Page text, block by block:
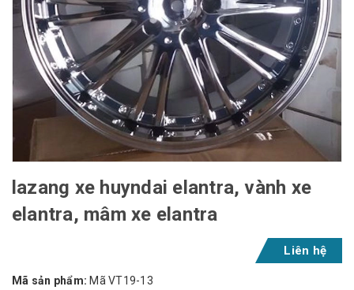
lazang xe huyndai elantra, vành xe
elantra, mâm xe elantra
Liên hệ
Mã sản phẩm: Mã VT19-13